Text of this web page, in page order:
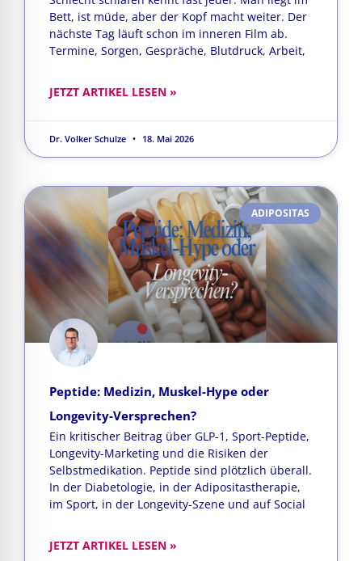
Bett, ist müde, aber der Kopf macht weiter. Der
nächste Tag läuft schon im inneren Film ab.
Termine, Sorgen, Gespräche, Blutdruck, Arbeit,
JETZT ARTIKEL LESEN »
Dr. Volker Schulze 18. Mai 2026
ADIPOSITAS
Peptide: Medizin, Muskel-Hype oder
Longevity-Versprechen?
Ein kritischer Beitrag über GLP-1, Sport-Peptide,
Longevity-Marketing und die Risiken der
Selbstmedikation. Peptide sind plötzlich überall.
In der Diabetologie, in der Adipositastherapie,
im Sport, in der Longevity-Szene und auf Social
JETZT ARTIKEL LESEN »